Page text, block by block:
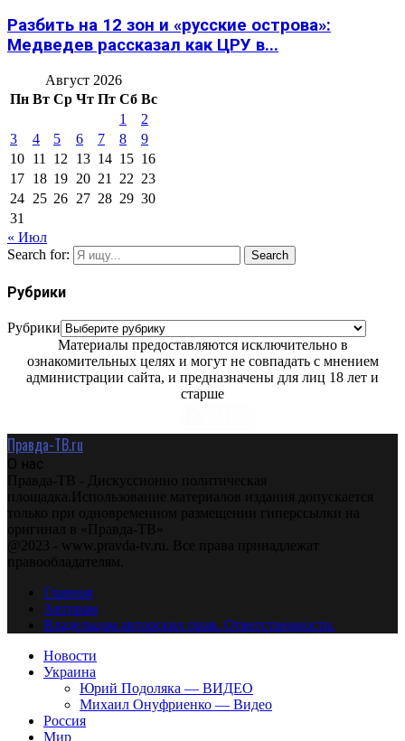
Разбить на 12 зон и «русские острова»:
Медведев рассказал как ЦРУ в...
Август 2026
Пн Вт Ср Чт Пт Сб Вс
1
2
3
4 5 6 7 8
9
10 11 12 13 14 15 16
17 18 19 20 21 22 23
24 25 26 27 28 29 30
31
« Июл
Search for:
Search
Рубрики
Рубрики
Материалы предоставляются исключительно в
ознакомительных целях и могут не совпадать с мнением
администрации сайта, и предназначены для лиц 18 лет и
старше
Правда-ТВ.ru
О нас
Правда-ТВ - Дискуссионно политическая
площадка.Использование материалов издания допускается
только при одновременном размещении гиперссылки на
оригинал в «Правда-ТВ»
@2023 - www.pravda-tv.ru. Все права принадлежат
правообладателям.
Главная
Авторам
Владельцам авторских прав. Ответственности.
Новости
Украина
Юрий Подоляка — ВИДЕО
Михаил Онуфриенко — Видео
Россия
Мир